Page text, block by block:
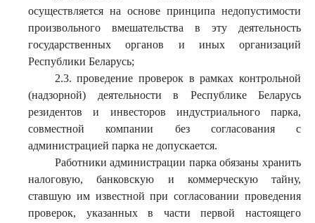
осуществляется на основе принципа недопустимости
произвольного вмешательства в эту деятельность
государственных органов и иных организаций
Республики Беларусь;
2.3. проведение проверок в рамках контрольной
(надзорной) деятельности в Республике Беларусь
резидентов и инвесторов индустриального парка,
совместной компании без согласования с
администрацией парка не допускается.
Работники администрации парка обязаны хранить
налоговую, банковскую и коммерческую тайну,
ставшую им известной при согласовании проведения
проверок, указанных в части первой настоящего